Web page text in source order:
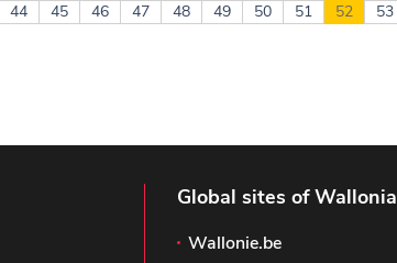
44 45 46 47 48 49 50 51 52 53
Global sites of Wallonia
Wallonie.be